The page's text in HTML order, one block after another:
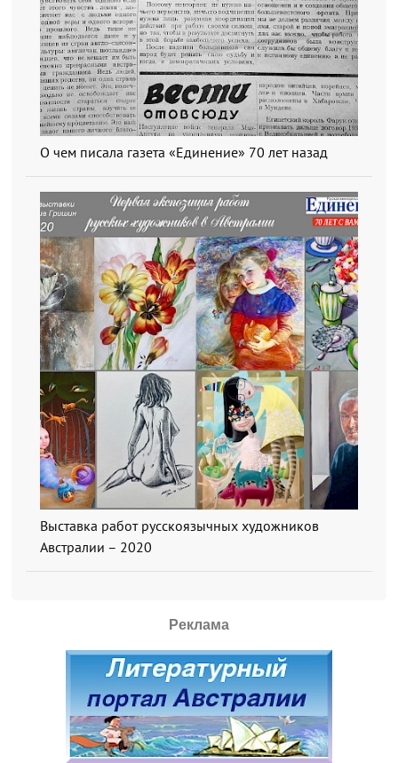
О чем писала газета «Единение» 70 лет назад
Выставка работ русскоязычных художников
Австралии – 2020
Реклама